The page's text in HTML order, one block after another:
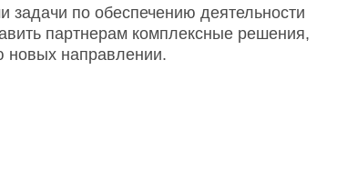
по обеспечению деятельности
партнерам комплексные решения,
новых направлении.